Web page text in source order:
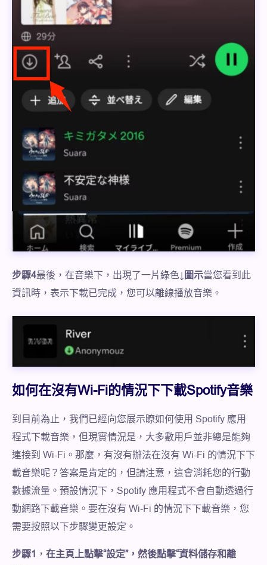
步驟4最後，在音樂下，出現了一片綠色↓ 圖示當您看到此
資訊時，表示下載已完成，您可以離線播放音樂。
如何在沒有Wi-Fi的情況下下載Spotify音樂
到目前為止，我們已經向您展示瞭如何使用 Spotify 應用
程式下載音樂，但現實情況是，大多數用戶並非總是能夠
連接到 Wi-Fi。那麼，有沒有辦法在沒有 Wi-Fi 的情況下下
載音樂呢？答案是肯定的，但請注意，這會消耗您的行動
數據流量。預設情況下，Spotify 應用程式不會自動透過行
動網路下載音樂。要在沒有 Wi-Fi 的情況下下載音樂，您
需要按照以下步驟變更設定。
步驟1 ， 在主頁上點擊“設定”，然後點擊“資料儲存和離